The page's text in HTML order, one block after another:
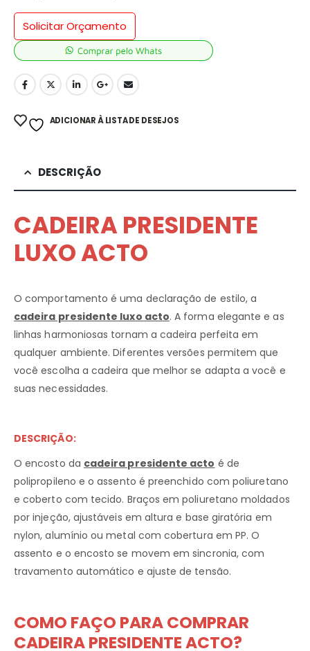
Solicitar Orçamento
ADICIONAR À LISTA DE DESEJOS
DESCRIÇÃO
CADEIRA PRESIDENTE
LUXO ACTO
O comportamento é uma declaração de estilo, a
cadeira presidente luxo acto. A forma elegante e as
linhas harmoniosas tornam a cadeira perfeita em
qualquer ambiente. Diferentes versões permitem que
você escolha a cadeira que melhor se adapta a você e
suas necessidades.
DESCRIÇÃO:
O encosto da cadeira presidente acto é de
polipropileno e o assento é preenchido com poliuretano
e coberto com tecido. Braços em poliuretano moldados
por injeção, ajustáveis ​​em altura e base giratória em
nylon, alumínio ou metal com cobertura em PP. O
assento e o encosto se movem em sincronia, com
travamento automático e ajuste de tensão.
COMO FAÇO PARA COMPRAR
CADEIRA PRESIDENTE ACTO?